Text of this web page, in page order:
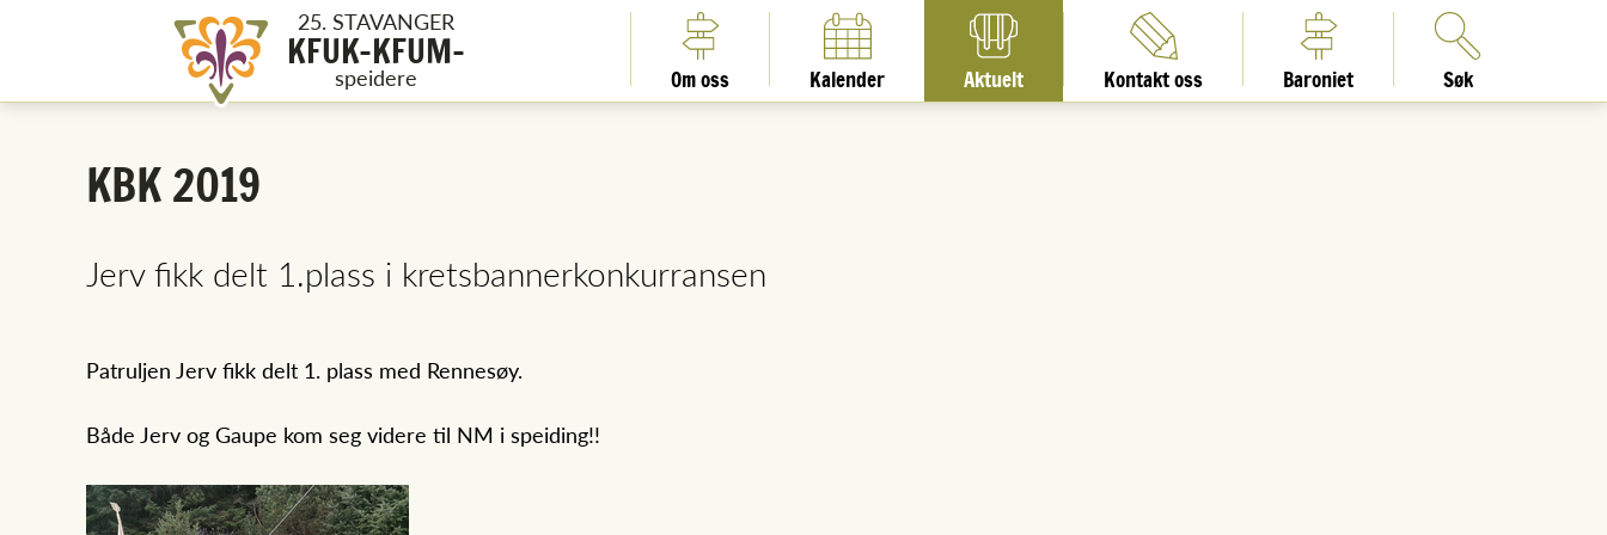
25. STAVANGER
KFUK-KFUM-
speidere Om oss Kalender Aktuelt Kontakt oss Baroniet Søk
KBK 2019
Jerv fikk delt 1.plass i kretsbannerkonkurransen
Patruljen Jerv fikk delt 1. plass med Rennesøy.
Både Jerv og Gaupe kom seg videre til NM i speiding!!